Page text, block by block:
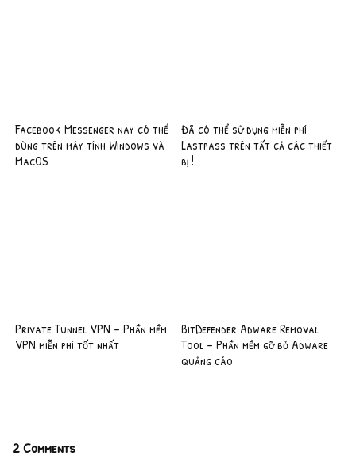
Facebook Messenger nay có thể
dùng trên máy tính Windows và
MacOS
Đã có thể sử dụng miễn phí
Lastpass trên tất cả các thiết
bị !
Private Tunnel VPN – Phần mềm
VPN miễn phí tốt nhất
BitDefender Adware Removal
Tool – Phần mềm gỡ bỏ Adware
quảng cáo
2 Comments